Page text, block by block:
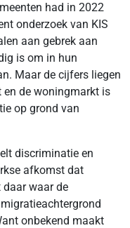
had in 2022
onderzoek van KIS
aan gebrek aan
is om in hun
Maar de cijfers liegen
en de woningmarkt is
op grond van
discriminatie en
afkomst dat
waar de
onbekend maakt